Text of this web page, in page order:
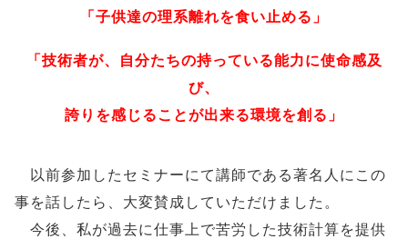
「子供達の理系離れを食い止める」
「技術者が、自分たちの持っている能力に使命感及
び、
誇りを感じることが出来る環境を創る」
以前参加したセミナーにて講師である著名人にこの
事を話したら、大変賛成していただけました。
今後、私が過去に仕事上で苦労した技術計算を提供